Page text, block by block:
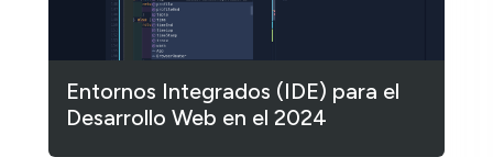
Entornos Integrados (IDE) para el
Desarrollo Web en el 2024